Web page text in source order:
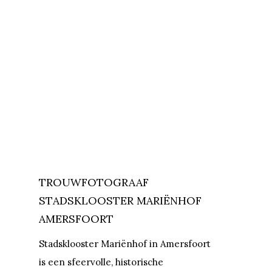
TROUWFOTOGRAAF
STADSKLOOSTER MARIËNHOF
AMERSFOORT
Stadsklooster Mariënhof in Amersfoort
is een sfeervolle, historische